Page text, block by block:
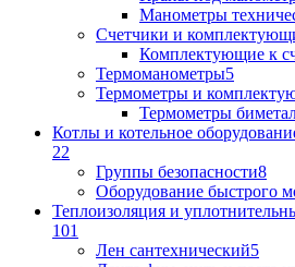
Манометры
Счетчики и
Комплектующие к
Термоманометры5
Термометры и
Термометры
Котлы и котельное
22
Группы безопасности8
Оборудование быстрого
Теплоизоляция и
101
Лен сантехнический5